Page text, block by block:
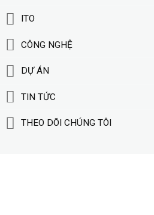
ITO
CÔNG NGHỆ
DỰ ÁN
TIN TỨC
THEO DÕI CHÚNG TÔI